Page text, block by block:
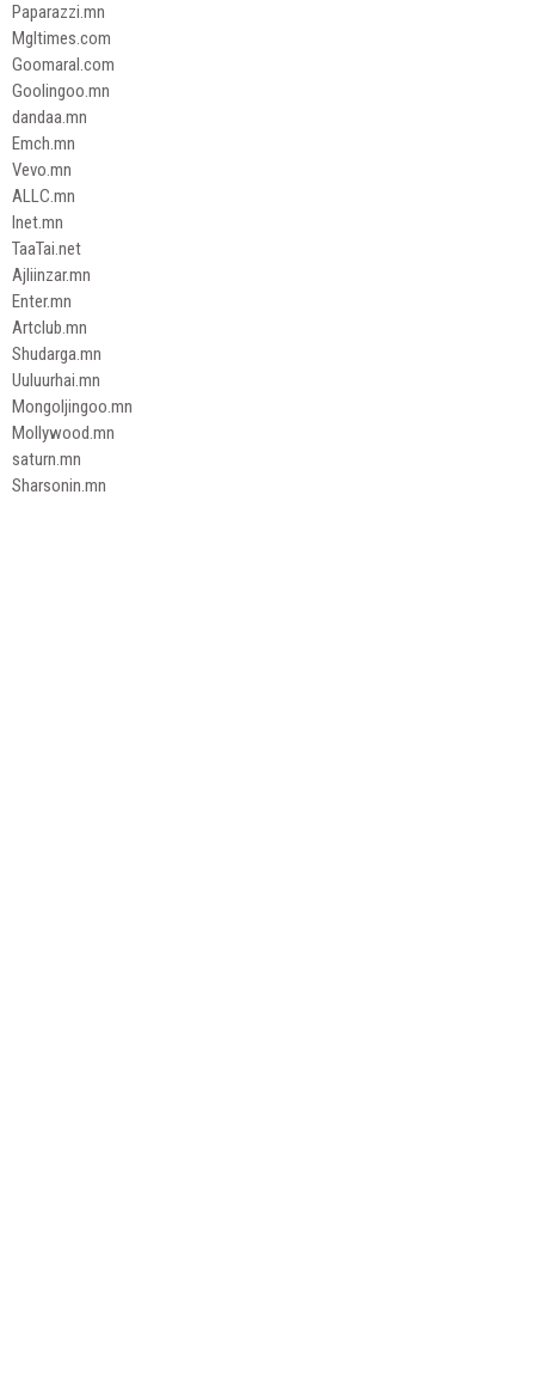
Paparazzi.mn
Mgltimes.com
Goomaral.com
Goolingoo.mn
dandaa.mn
Emch.mn
Vevo.mn
ALLC.mn
Inet.mn
TaaTai.net
Ajliinzar.mn
Enter.mn
Artclub.mn
Shudarga.mn
Uuluurhai.mn
Mongoljingoo.mn
Mollywood.mn
saturn.mn
Sharsonin.mn